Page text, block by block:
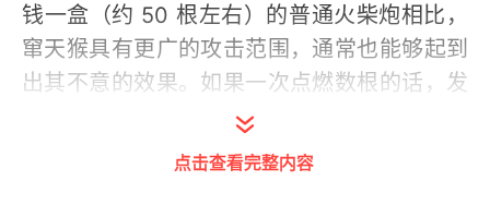
钱一盒（约 50 根左右）的普通火柴炮相比，
窜天猴具有更广的攻击范围，通常也能够起到
出其不意的效果。如果一次点燃数根的话，发
射出去 BIU BIU BIU BIU 的就像是火箭弹一样
点击查看完整内容